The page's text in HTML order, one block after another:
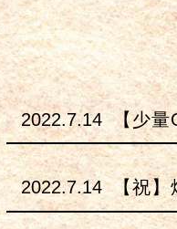
2022.7.14 【少量
2022.7.14 【祝】